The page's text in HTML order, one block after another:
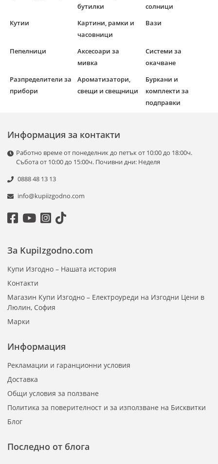
бутилки
солници
Кутии
Картини, рамки и
часовници
Вази
Пепелници
Аксесоари за
мивка
Системи за
окачване
Разпределители за
прибори
Ароматизатори,
свещи и свещници
Буркани и
комплекти за
подправки
Информация за контакти
Работно време от понеделник до петък от 10:00 до 18:00ч.
Събота от 10:00 до 15:00ч. Почивни дни: Неделя
0888 48 13 13
info@kupiizgodno.com
Информация
Рекламации и гаранционни условия
Доставка
Общи условия за ползване
Политика за поверителност и за използване на Бисквитки
Блог
За KupiIzgodno.com
Купи Изгодно – Нашата история
Контакти
Магазин Купи Изгодно – Електроуреди на Изгодни Цени в
Люлин, София
Марки
Последно от блога